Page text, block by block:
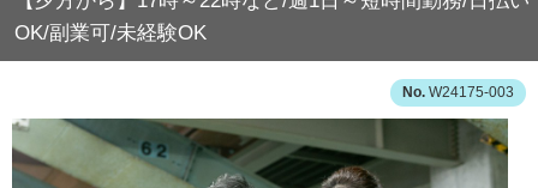
OK/副業可/未経験OK
W24175-003